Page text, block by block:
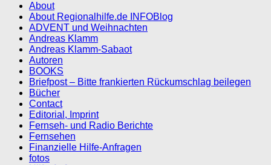
About
About Regionalhilfe.de INFOBlog
ADVENT und Weihnachten
Andreas Klamm
Andreas Klamm-Sabaot
Autoren
BOOKS
Briefpost – Bitte frankierten Rückumschlag beilegen
Bücher
Contact
Editorial, Imprint
Fernseh- und Radio Berichte
Fernsehen
Finanzielle Hilfe-Anfragen
fotos